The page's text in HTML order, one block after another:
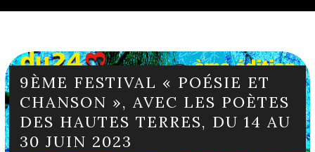
9ÈME FESTIVAL « POÉSIE ET
CHANSON », AVEC LES POÈTES
DES HAUTES TERRES, DU 14 AU
30 JUIN 2023